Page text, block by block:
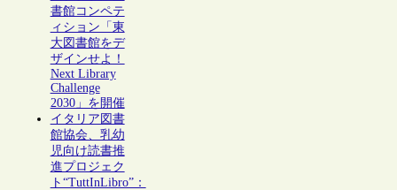
書館コンペテ
ィション「東
大図書館をデ
ザインせよ！
Next Library
Challenge
2030」を開催
イタリア図書
館協会、乳幼
児向け読書推
進プロジェク
ト“TuttInLibro”：